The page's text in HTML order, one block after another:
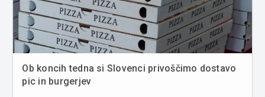
Ob koncih tedna si Slovenci privoščimo dostavo
pic in burgerjev